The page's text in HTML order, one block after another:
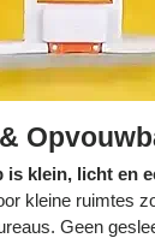
doe je mee?
is klein, licht en
kleine ruimtes
Geen